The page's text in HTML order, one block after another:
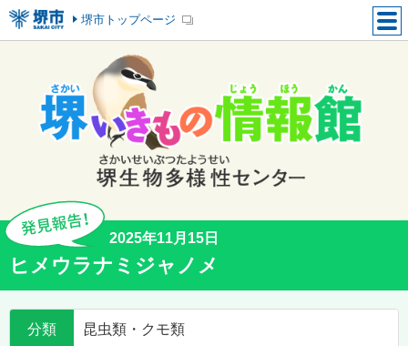
堺市トップページ
2025年11月15日
ヒメウラナミジャノメ
分類 昆虫類・クモ類